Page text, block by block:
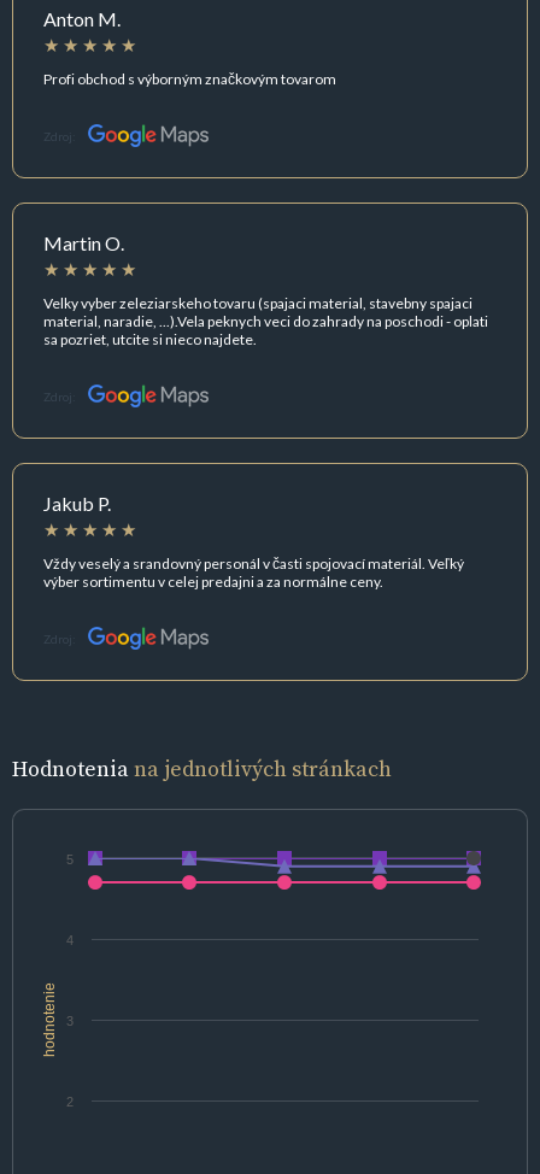
Anton M.
Profi obchod s výborným značkovým tovarom
Zdroj:
Martin O.
Velky vyber zeleziarskeho tovaru (spajaci material, stavebny spajaci
material, naradie, ...).Vela peknych veci do zahrady na poschodi - oplati
sa pozriet, utcite si nieco najdete.
Zdroj:
Jakub P.
Vždy veselý a srandovný personál v časti spojovací materiál. Veľký
výber sortimentu v celej predajni a za normálne ceny.
Zdroj:
Hodnoteniana jednotlivých stránkach
hodnotenie
2
3
4
5